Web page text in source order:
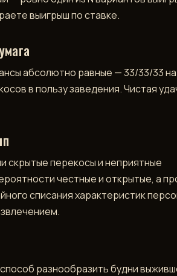
выигрыш по ставке.
абсолютно равные — 33/33/33 на
в пользу заведения. Чистая
скрытые перекосы и неприятные
честные и открытые, а
списания характеристик
разнообразить будни